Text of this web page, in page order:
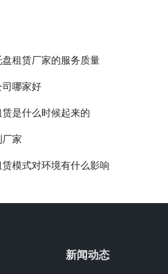
租赁厂家的服务质量
哪家好
是什么时候起来的
家
模式对环境有什么影响
新闻动态